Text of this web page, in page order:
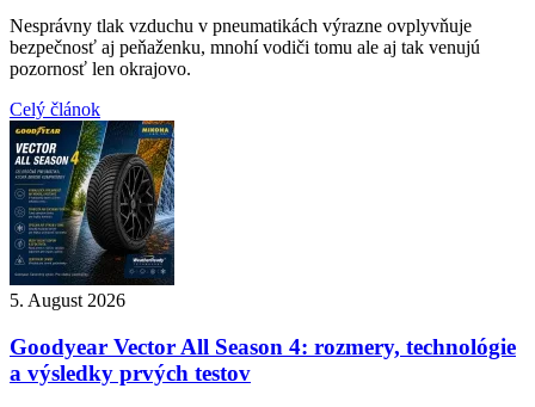
Nesprávny tlak vzduchu v pneumatikách výrazne ovplyvňuje
bezpečnosť aj peňaženku, mnohí vodiči tomu ale aj tak venujú
pozornosť len okrajovo.
Celý článok
5. August 2026
Goodyear Vector All Season 4: rozmery, technológie
a výsledky prvých testov